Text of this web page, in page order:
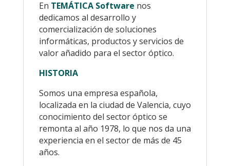
En TEMÁTICA Software nos
dedicamos al desarrollo y
comercialización de soluciones
informáticas, productos y servicios de
valor añadido para el sector óptico.
HISTORIA
Somos una empresa española,
localizada en la ciudad de Valencia, cuyo
conocimiento del sector óptico se
remonta al año 1978, lo que nos da una
experiencia en el sector de más de 45
años.